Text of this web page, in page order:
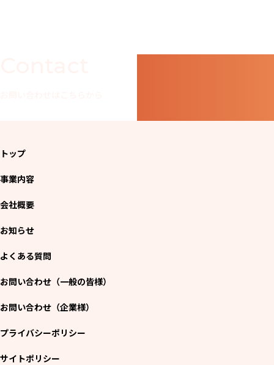
トップ
事業内容
会社概要
お知らせ
よくある質問
お問い合わせ（一般の皆様）
お問い合わせ（企業様）
プライバシーポリシー
サイトポリシー